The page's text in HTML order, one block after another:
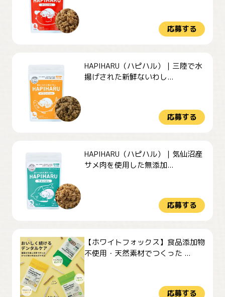
応募する
HAPIHARU（ハピハル）｜三陸で水
揚げされた新鮮ないわし...
応募する
HAPIHARU（ハピハル）｜気仙沼産
サメ肉を使用した無添加...
応募する
【ホワイトフォックス】食品添加物
不使用・天然素材でつくった ...
応募する